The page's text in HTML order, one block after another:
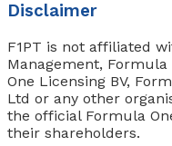
Disclaimer
F1PT is not affiliated
Management,
One Licensing BV,
Ltd or any other
the official Formula
their shareholders.